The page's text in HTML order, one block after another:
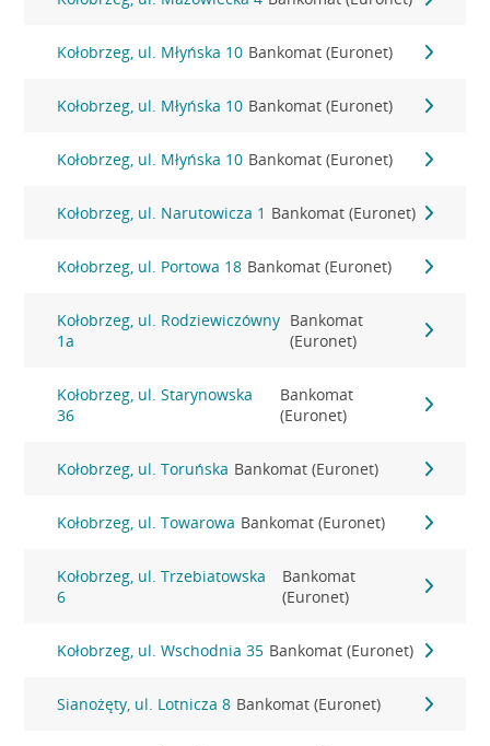
Kołobrzeg, ul. Młyńska 10 Bankomat (Euronet)
Kołobrzeg, ul. Młyńska 10 Bankomat (Euronet)
Kołobrzeg, ul. Młyńska 10 Bankomat (Euronet)
Kołobrzeg, ul. Narutowicza 1 Bankomat (Euronet)
Kołobrzeg, ul. Portowa 18 Bankomat (Euronet)
Kołobrzeg, ul. Rodziewiczówny
1a
Bankomat
(Euronet)
Kołobrzeg, ul. Starynowska
36
Bankomat
(Euronet)
Kołobrzeg, ul. Toruńska Bankomat (Euronet)
Kołobrzeg, ul. Towarowa Bankomat (Euronet)
Kołobrzeg, ul. Trzebiatowska
6
Bankomat
(Euronet)
Kołobrzeg, ul. Wschodnia 35 Bankomat (Euronet)
Sianożęty, ul. Lotnicza 8 Bankomat (Euronet)